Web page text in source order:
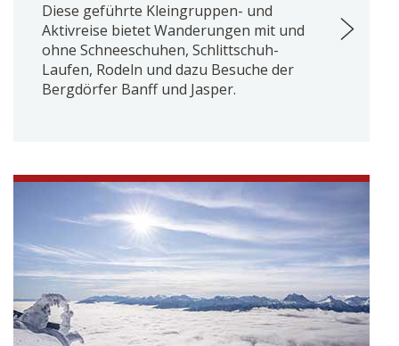
Diese geführte Kleingruppen- und
Aktivreise bietet Wanderungen mit und
ohne Schneeschuhen, Schlittschuh-
Laufen, Rodeln und dazu Besuche der
Bergdörfer Banff und Jasper.